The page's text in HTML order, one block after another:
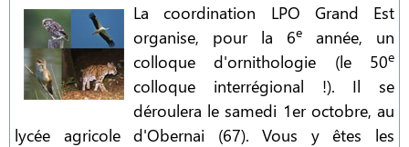
La coordination LPO Grand Est
organise, pour la 6e
année, un
colloque d'ornithologie (le 50e
colloque interrégional !). Il se
déroulera le samedi 1er octobre, au
lycée agricole d'Obernai (67). Vous y êtes les